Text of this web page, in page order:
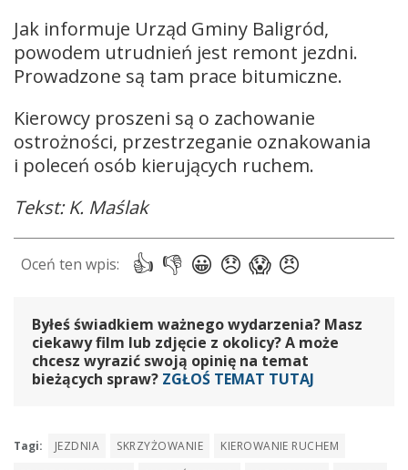
Jak informuje Urząd Gminy Baligród,
powodem utrudnień jest remont jezdni.
Prowadzone są tam prace bitumiczne.
Kierowcy proszeni są o zachowanie
ostrożności, przestrzeganie oznakowania
i poleceń osób kierujących ruchem.
Tekst: K. Maślak
Byłeś świadkiem ważnego wydarzenia? Masz
ciekawy film lub zdjęcie z okolicy? A może
chcesz wyrazić swoją opinię na temat
bieżących spraw? ZGŁOŚ TEMAT TUTAJ
Tagi: JEZDNIA SKRZYŻOWANIE
KIEROWANIE RUCHEM